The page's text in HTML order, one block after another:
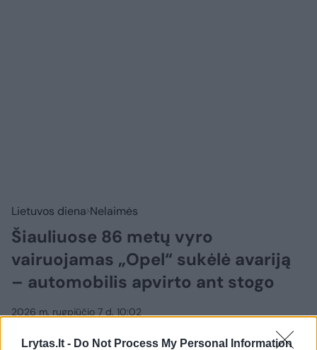
Lrytas.lt - Do Not Process My Personal Information
Lietuvos diena Nelaimės
Šiauliuose 86 metų vyro
vairuojamas „Opel“ sukėlė avariją
– automobilis apvirto ant stogo
2026 m. rugpjūčio 7 d. 10:02